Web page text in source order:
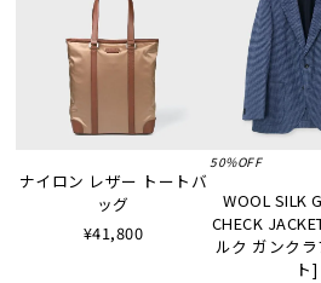
ナイロン レザー トートバ
ッグ
¥41,800
50%OFF
WOOL SILK
CHECK
ルク ガンクラ
ト]